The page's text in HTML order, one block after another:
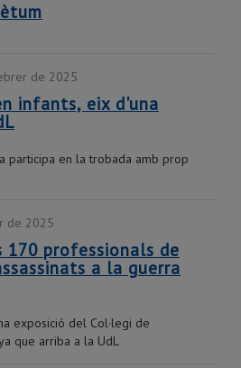
de 2025
infants, eix d'una
participa en la trobada amb prop
de 2025
170 professionals de
a la guerra
exposició del Col·legi de
que arriba a la UdL